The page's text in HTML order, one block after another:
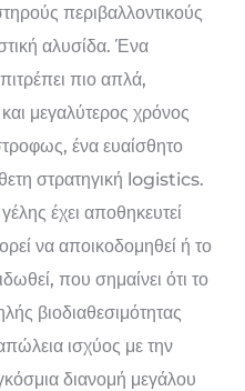
περιβαλλοντικούς
αλυσίδα. Ένα
πιο απλά,
μεγαλύτερος χρόνος
ένα ευαίσθητο
στρατηγική logistics.
έχει αποθηκευτεί
να αποικοδομηθεί ή το
που σημαίνει ότι το
βιοδιαθεσιμότητας
ισχύος με την
διανομή μεγάλου